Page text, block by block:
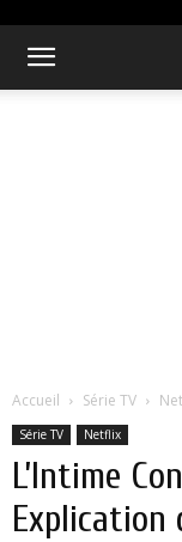
Accueil Série TV
Série TV Netflix
L’Intime
Explication